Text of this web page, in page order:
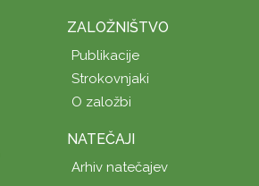
ZALOŽNIŠTVO
Publikacije
Strokovnjaki
O založbi
NATEČAJI
Arhiv natečajev